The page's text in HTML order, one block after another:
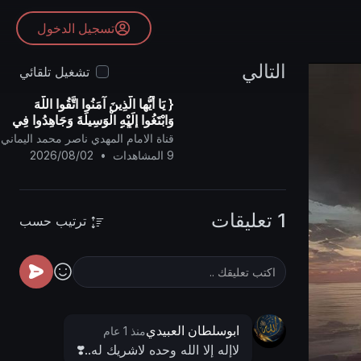
تسجيل الدخول
التالي
تشغيل تلقائي
{ يَا أيُّها الَّذِينَ آمَنُوا اتَّقُوا اللَّهَ
وَابْتَغُوا إِلَيْهِ الْوَسِيلَةَ وَجَاهِدُوا فِي
سَبِيلِهِ لَعَلَّكُمْ تُفْلِحُونَ }
قناة الامام المهدي ناصر محمد اليماني
9 المشاهدات
•
2026/08/02
1 تعليقات ترتيب حسب
ابوسلطان العبيديمنذ 1 عام
لاإله إلا الله وحده لاشريك له..❣️